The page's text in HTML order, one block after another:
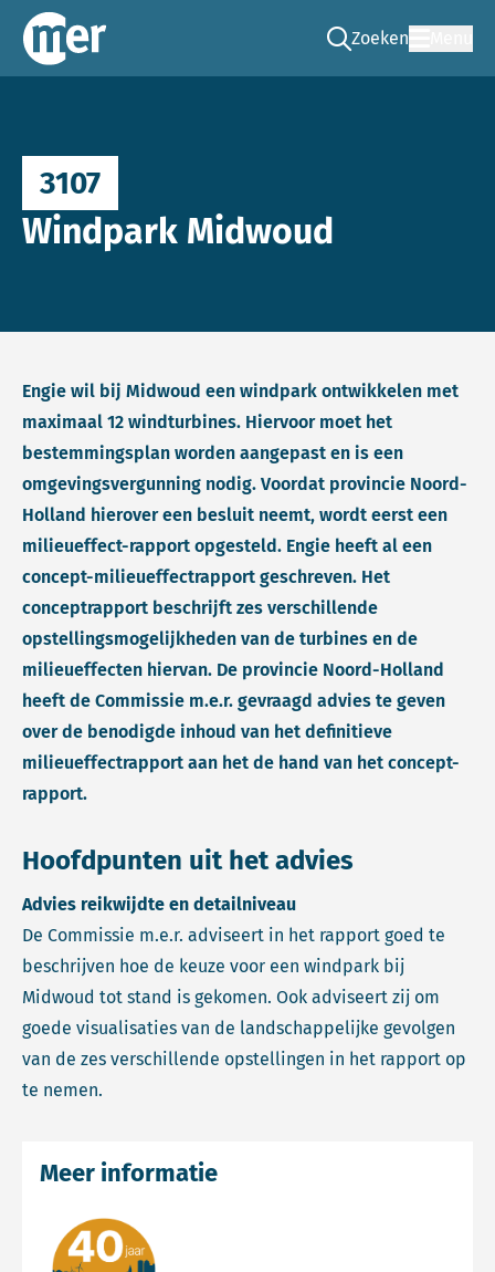
Commissie mer
Zoeken
Ga naar de zoek
3107
Windpark Midwoud
Engie wil bij Midwoud een windpark ontwikkelen met
maximaal 12 windturbines. Hiervoor moet het
bestemmingsplan worden aangepast en is een
omgevingsvergunning nodig. Voordat provincie Noord-
Holland hierover een besluit neemt, wordt eerst een
milieueffect-rapport opgesteld. Engie heeft al een
concept-milieueffectrapport geschreven. Het
conceptrapport beschrijft zes verschillende
opstellingsmogelijkheden van de turbines en de
milieueffecten hiervan. De provincie Noord-Holland
heeft de Commissie m.e.r. gevraagd advies te geven
over de benodigde inhoud van het definitieve
milieueffectrapport aan het de hand van het concept-
rapport.
Hoofdpunten uit het advies
Advies reikwijdte en detailniveau
De Commissie m.e.r. adviseert in het rapport goed te
beschrijven hoe de keuze voor een windpark bij
Midwoud tot stand is gekomen. Ook adviseert zij om
goede visualisaties van de landschappelijke gevolgen
van de zes verschillende opstellingen in het rapport op
te nemen.
Meer informatie